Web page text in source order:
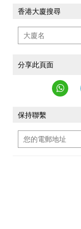
香港大廈搜尋
分享此頁面
保持聯繫